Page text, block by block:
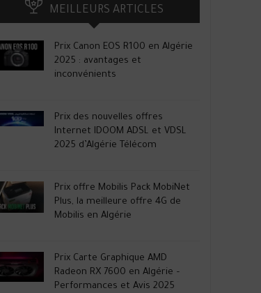
MEILLEURS ARTICLES
Prix Canon EOS R100 en Algérie
2025 : avantages et
inconvénients
Prix des nouvelles offres
Internet IDOOM ADSL et VDSL
2025 d’Algérie Télécom
Prix offre Mobilis Pack MobiNet
Plus, la meilleure offre 4G de
Mobilis en Algérie
Prix Carte Graphique AMD
Radeon RX 7600 en Algérie –
Performances et Avis 2025